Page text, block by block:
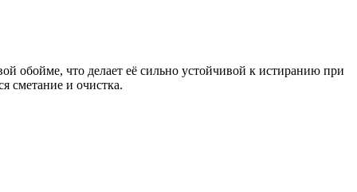
обойме, что делает её сильно устойчивой к истиранию при
сметание и очистка.